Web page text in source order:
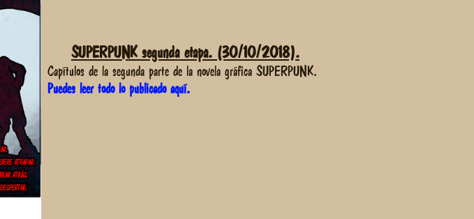
SUPERPUNK segunda etapa. (30/10/2018).
Capítulos de la segunda parte de la novela gráfica SUPERPUNK.
Puedes leer todo lo publicado aquí.